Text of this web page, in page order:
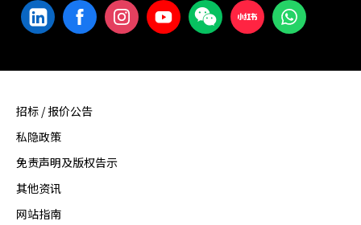
招标 / 报价公告
私隐政策
免责声明及版权告示
其他资讯
网站指南